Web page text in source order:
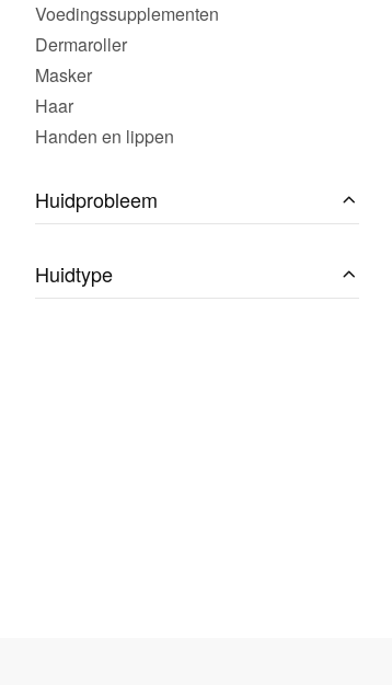
Voedingssupplementen
Dermaroller
Masker
Haar
Handen en lippen
Huidprobleem
Huidtype